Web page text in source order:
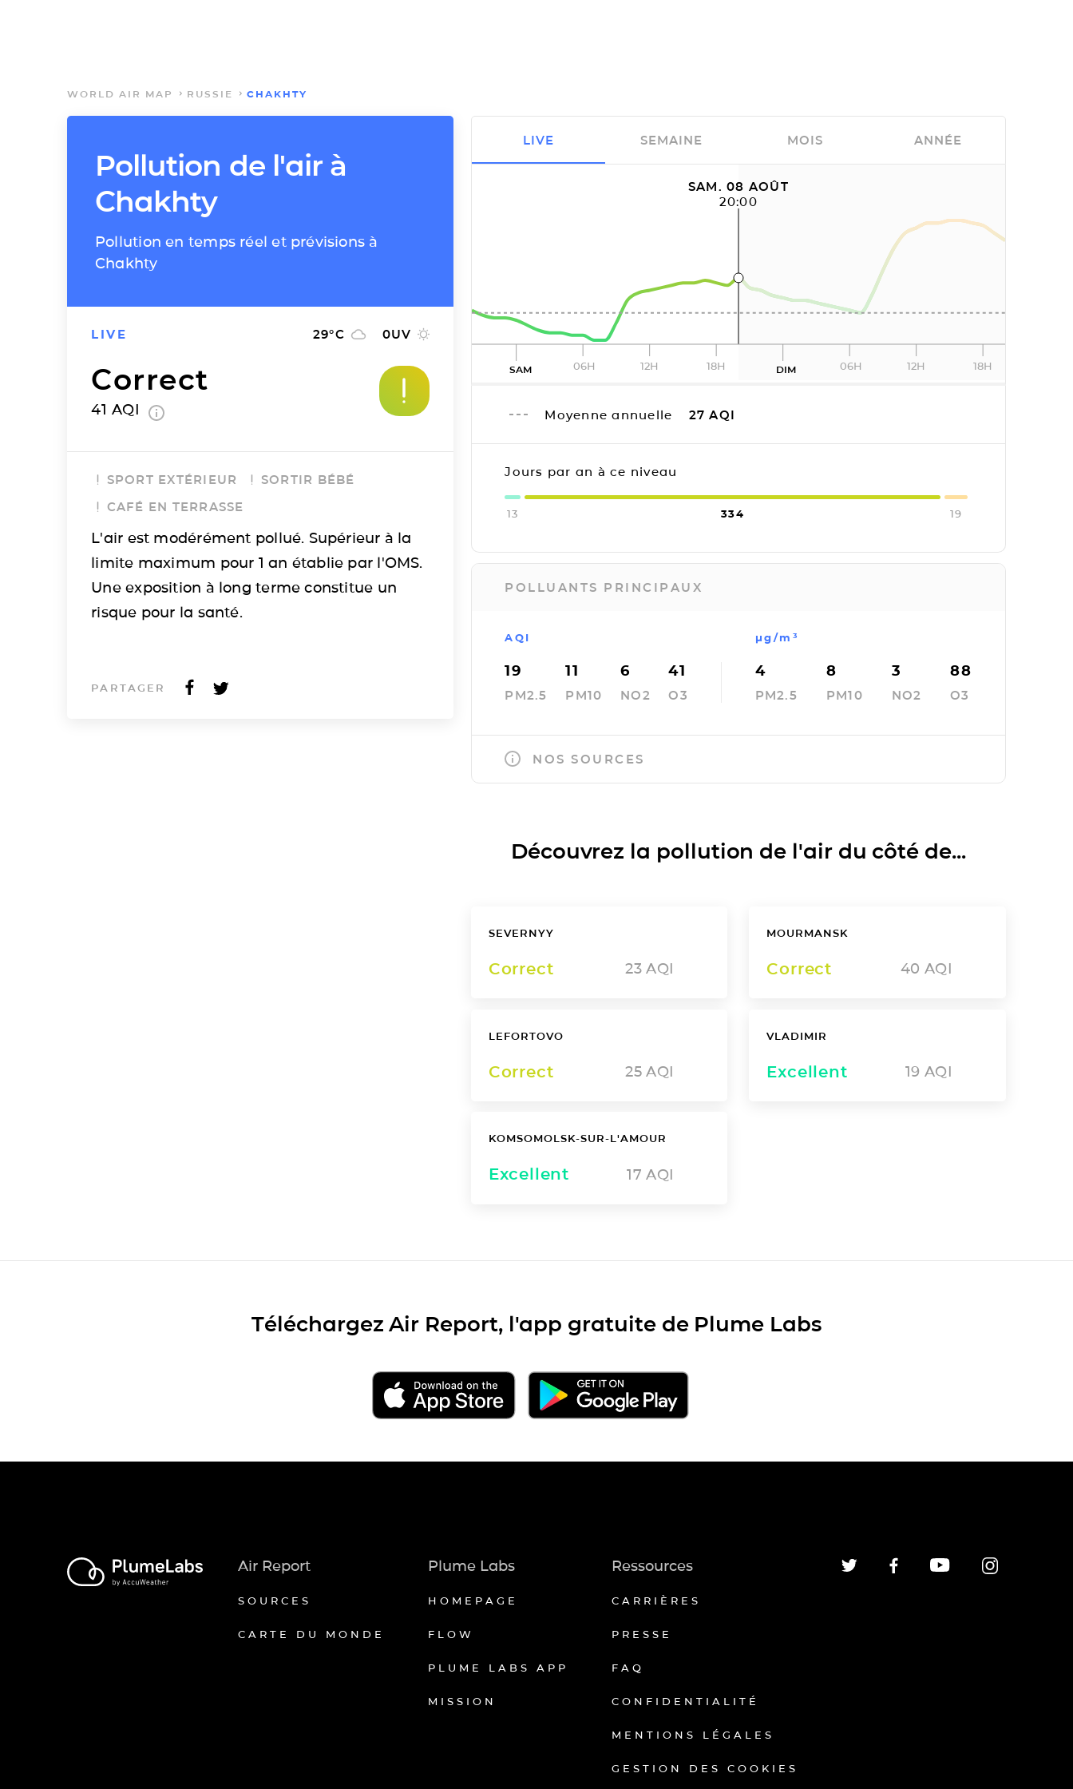
WORLD AIR MAP RUSSIE CHAKHTY
Pollution de l'air à
Chakhty
Pollution en temps réel et prévisions à
Chakhty
LIVE 29°C 0UV
Correct
41 AQI
SPORT EXTÉRIEUR
SORTIR BÉBÉ
CAFÉ EN TERRASSE
L'air est modérément pollué. Supérieur à la
limite maximum pour 1 an établie par l'OMS.
Une exposition à long terme constitue un
risque pour la santé.
PARTAGER
SAM. 08 AOÛT
20:00
SAM 06H 12H 18H DIM 06H 12H 18H
Moyenne annuelle 27 AQI
Jours par an à ce niveau
13 334 19
POLLUANTS PRINCIPAUX
AQI
19
PM2.5
11
PM10
6
NO2
41
O3
µg/m³
4
PM2.5
8
PM10
3
NO2
88
O3
NOS SOURCES
LIVE SEMAINE MOIS ANNÉE
Découvrez la pollution de l'air du côté de...
SEVERNYY
Correct 23 AQI
MOURMANSK
Correct 40 AQI
LEFORTOVO
Correct 25 AQI
VLADIMIR
Excellent 19 AQI
KOMSOMOLSK-SUR-L'AMOUR
Excellent 17 AQI
Téléchargez Air Report, l'app gratuite de Plume Labs
Air Report
SOURCES
CARTE DU MONDE
Plume Labs
HOMEPAGE
FLOW
PLUME LABS APP
MISSION
Ressources
CARRIÈRES
PRESSE
FAQ
CONFIDENTIALITÉ
MENTIONS LÉGALES
GESTION DES COOKIES